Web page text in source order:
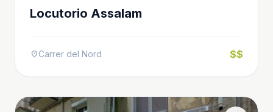
Locutorio Assalam
location_onCarrer del Nord $$